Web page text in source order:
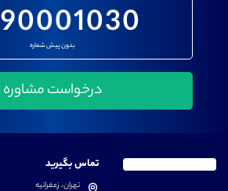
90001030
بدون پیش شماره
تماس بگیرید
تهران، زعفرانیه